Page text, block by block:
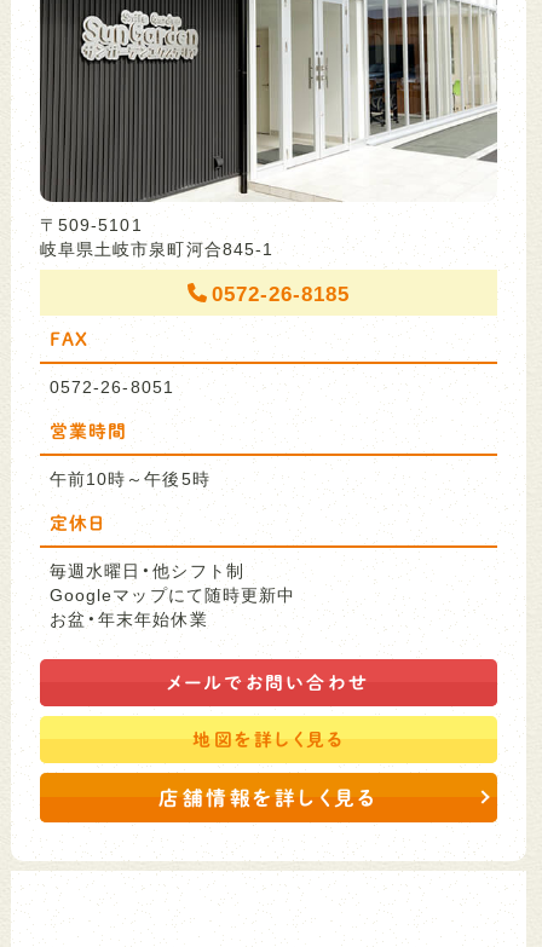
〒509-5101
岐阜県土岐市泉町河合845-1
0572-26-8185
FAX
0572-26-8051
営業時間
午前10時～午後5時
定休日
毎週水曜日・他シフト制
Googleマップにて随時更新中
お盆・年末年始休業
メールで お問い合わせ
地図を詳しく見る
店舗情報を詳しく見る